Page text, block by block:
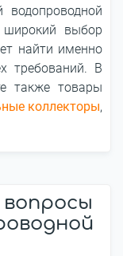
выбор
найти именно
требований. В
также товары
коллекторы,